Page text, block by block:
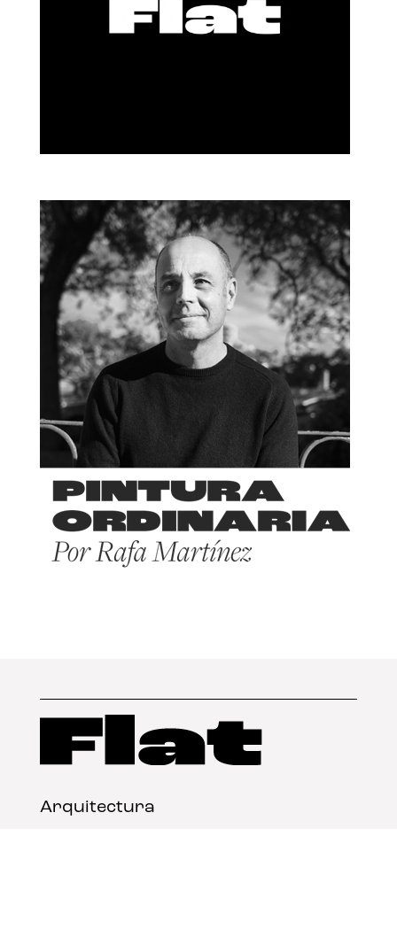
Arquitectura